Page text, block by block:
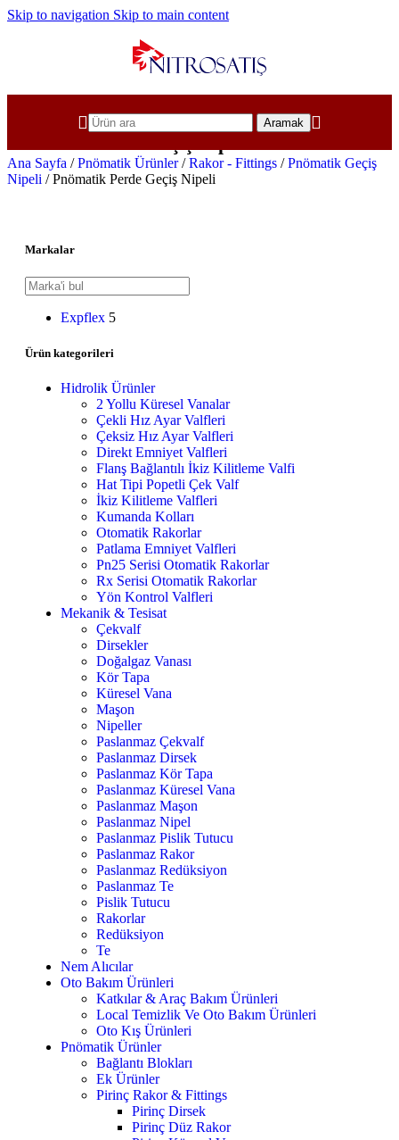
Skip to navigation Skip to main content
Aramak
Ana Sayfa / Pnömatik Ürünler/ Rakor - Fittings / Pnömatik Geçiş
Nipeli / Pnömatik Perde Geçiş Nipeli
Markalar
Expflex 5
Ürün kategorileri
Hidrolik Ürünler
2 Yollu Küresel Vanalar
Çekli Hız Ayar Valfleri
Çeksiz Hız Ayar Valfleri
Direkt Emniyet Valfleri
Flanş Bağlantılı İkiz Kilitleme Valfi
Hat Tipi Popetli Çek Valf
İkiz Kilitleme Valfleri
Kumanda Kolları
Otomatik Rakorlar
Patlama Emniyet Valfleri
Pn25 Serisi Otomatik Rakorlar
Rx Serisi Otomatik Rakorlar
Yön Kontrol Valfleri
Mekanik & Tesisat
Çekvalf
Dirsekler
Doğalgaz Vanası
Kör Tapa
Küresel Vana
Maşon
Nipeller
Paslanmaz Çekvalf
Paslanmaz Dirsek
Paslanmaz Kör Tapa
Paslanmaz Küresel Vana
Paslanmaz Maşon
Paslanmaz Nipel
Paslanmaz Pislik Tutucu
Paslanmaz Rakor
Paslanmaz Redüksiyon
Paslanmaz Te
Pislik Tutucu
Rakorlar
Redüksiyon
Te
Nem Alıcılar
Oto Bakım Ürünleri
Katkılar & Araç Bakım Ürünleri
Local Temizlik Ve Oto Bakım Ürünleri
Oto Kış Ürünleri
Pnömatik Ürünler
Bağlantı Blokları
Ek Ürünler
Pirinç Rakor & Fittings
Pirinç Dirsek
Pirinç Düz Rakor